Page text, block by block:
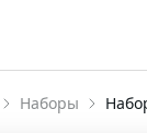
Наборы